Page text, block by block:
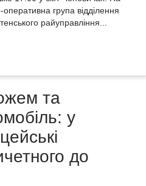
оперативна група відділення
райуправління...
та
у
до